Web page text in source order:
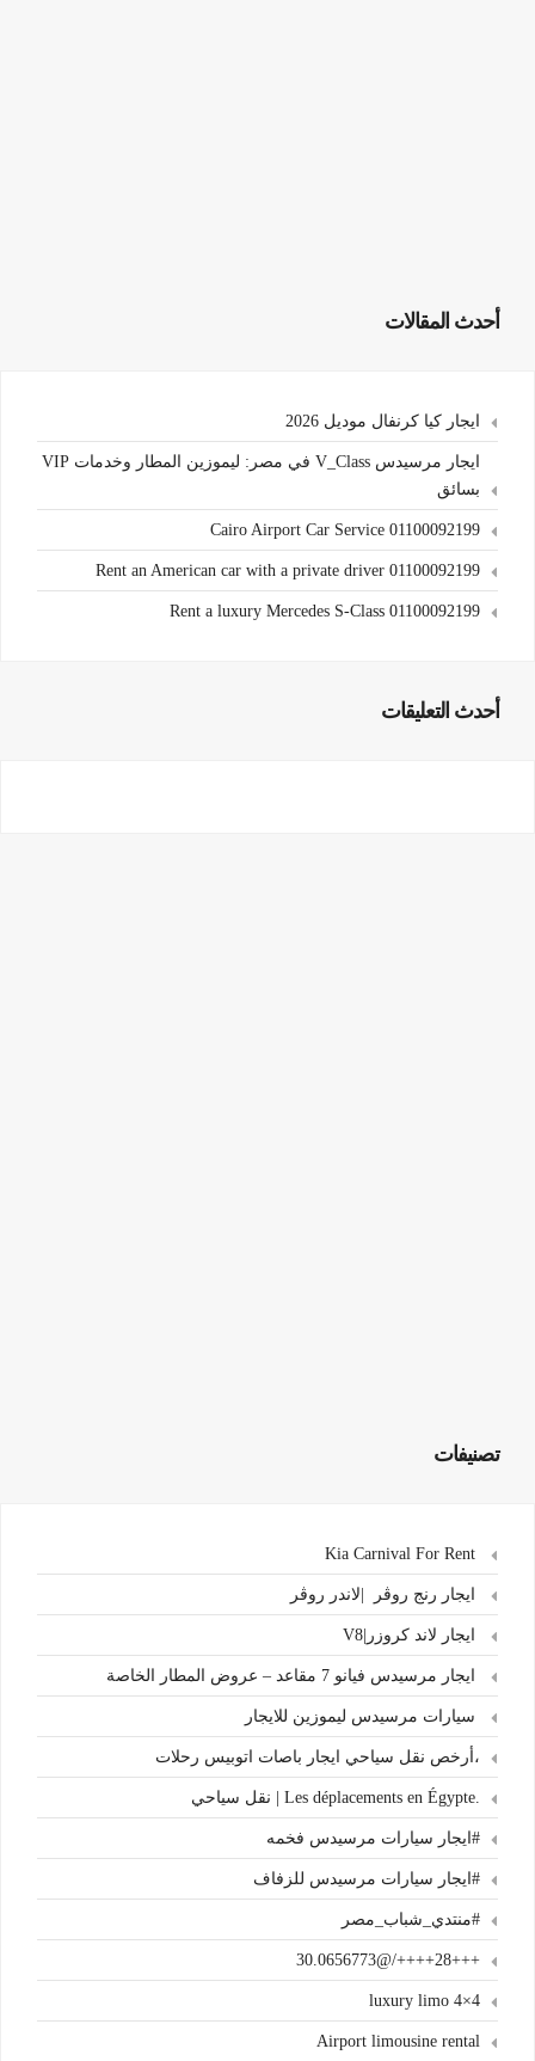
أحدث المقالات
ايجار كيا كرنفال موديل 2026
ايجار مرسيدس V_Class في مصر: ليموزين المطار وخدمات VIP
بسائق
Cairo Airport Car Service 01100092199
Rent an American car with a private driver 01100092199
Rent a luxury Mercedes S-Class 01100092199
أحدث التعليقات
تصنيفات
ايجار رنج روڤر |لاندر روڤر
ايجار لاند كروزر|V8
ايجار مرسيدس فيانو 7 مقاعد – عروض المطار الخاصة
سيارات مرسيدس ليموزين للايجار
،أرخص نقل سياحي ايجار باصات اتوبيس رحلات
.Les déplacements en Égypte | نقل سياحي
#ايجار سيارات مرسيدس فخمه
#ايجار سيارات مرسيدس للزفاف
#منتدي_شباب_مصر
+++28++++/@30.0656773
4×4 luxury limo
Airport limousine rental